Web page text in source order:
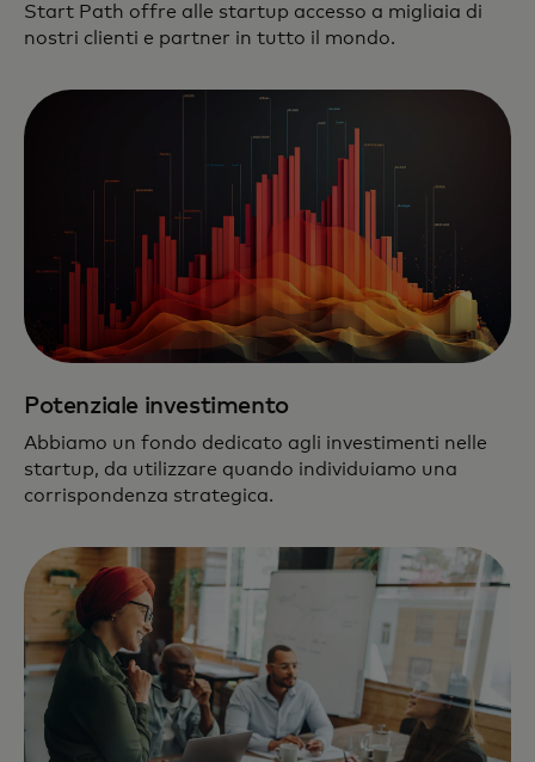
Start Path offre alle startup accesso a migliaia di
nostri clienti e partner in tutto il mondo.
Potenziale investimento
Abbiamo un fondo dedicato agli investimenti nelle
startup, da utilizzare quando individuiamo una
corrispondenza strategica.